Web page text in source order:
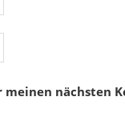
meinen nächsten